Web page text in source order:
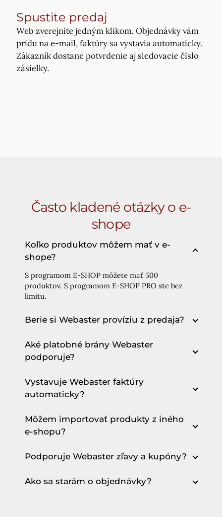
Spustite predaj
Web zverejníte jedným klikom. Objednávky vám
prídu na e-mail, faktúry sa vystavia automaticky.
Zákazník dostane potvrdenie aj sledovacie číslo
zásielky.
Často kladené otázky o e-
shope
Koľko produktov môžem mať v e-
shope?
S programom E-SHOP môžete mať 500
produktov. S programom E-SHOP PRO ste bez
limitu.
Berie si Webaster províziu z predaja?
Aké platobné brány Webaster
podporuje?
Vystavuje Webaster faktúry
automaticky?
Môžem importovať produkty z iného
e-shopu?
Podporuje Webaster zľavy a kupóny?
Ako sa starám o objednávky?